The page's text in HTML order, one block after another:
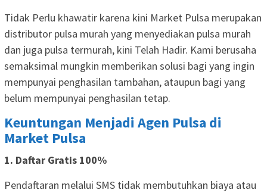
Tidak Perlu khawatir karena kini Market Pulsa merupakan
distributor pulsa murah yang menyediakan pulsa murah
dan juga pulsa termurah, kini Telah Hadir. Kami berusaha
semaksimal mungkin memberikan solusi bagi yang ingin
mempunyai penghasilan tambahan, ataupun bagi yang
belum mempunyai penghasilan tetap.
Keuntungan Menjadi Agen Pulsa di
Market Pulsa
1. Daftar Gratis 100%
Pendaftaran melalui SMS tidak membutuhkan biaya atau